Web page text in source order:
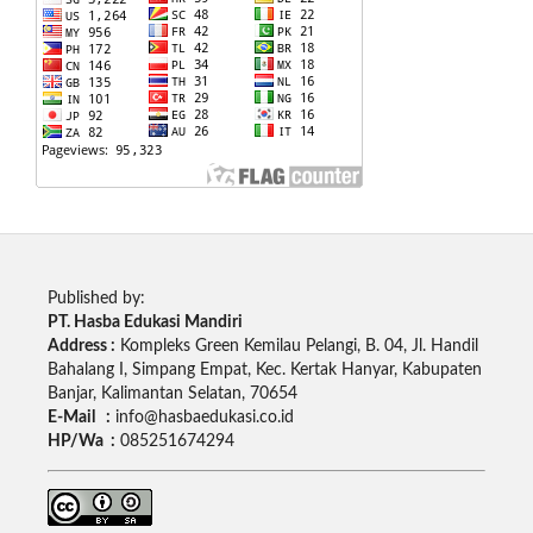
Published by:
PT. Hasba Edukasi Mandiri
Address : Kompleks Green Kemilau Pelangi, B. 04, Jl. Handil
Bahalang I, Simpang Empat, Kec. Kertak Hanyar, Kabupaten
Banjar, Kalimantan Selatan, 70654
E-Mail : info@hasbaedukasi.co.id
HP/Wa : 085251674294